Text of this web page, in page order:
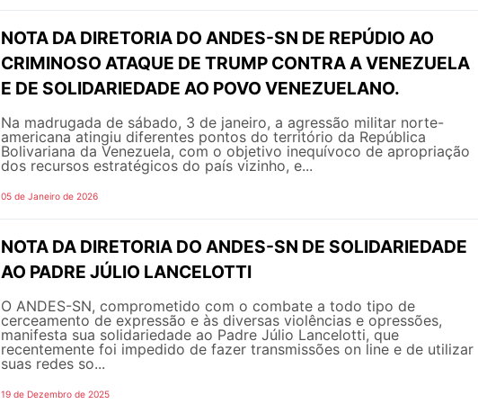
NOTA DA DIRETORIA DO ANDES-SN DE REPÚDIO AO
CRIMINOSO ATAQUE DE TRUMP CONTRA A VENEZUELA
E DE SOLIDARIEDADE AO POVO VENEZUELANO.
Na madrugada de sábado, 3 de janeiro, a agressão militar norte-
americana atingiu diferentes pontos do território da República
Bolivariana da Venezuela, com o objetivo inequívoco de apropriação
dos recursos estratégicos do país vizinho, e...
05 de Janeiro de 2026
NOTA DA DIRETORIA DO ANDES-SN DE SOLIDARIEDADE
AO PADRE JÚLIO LANCELOTTI
O ANDES-SN, comprometido com o combate a todo tipo de
cerceamento de expressão e às diversas violências e opressões,
manifesta sua solidariedade ao Padre Júlio Lancelotti, que
recentemente foi impedido de fazer transmissões on line e de utilizar
suas redes so...
19 de Dezembro de 2025